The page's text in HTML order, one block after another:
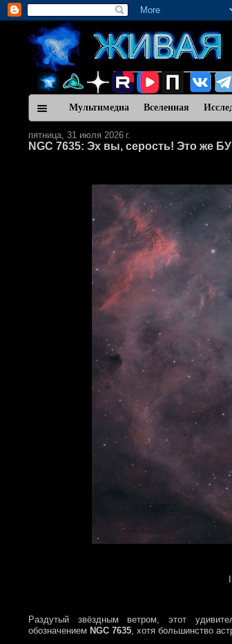
Мультимедиа Вселенная
пятница, 31 июля 2026 г.
NGC 7635: Эх вы, серость! Это же
Раздутый звёздным ветром, этот
обозначением NGC 7635, хотя большинство